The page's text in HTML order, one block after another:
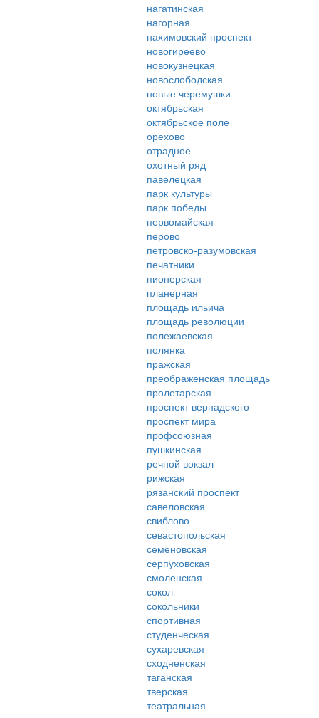
нагатинская
нагорная
нахимовский проспект
новогиреево
новокузнецкая
новослободская
новые черемушки
октябрьская
октябрьское поле
орехово
отрадное
охотный ряд
павелецкая
парк культуры
парк победы
первомайская
перово
петровско-разумовская
печатники
пионерская
планерная
площадь ильича
площадь революции
полежаевская
полянка
пражская
преображенская площадь
пролетарская
проспект вернадского
проспект мира
профсоюзная
пушкинская
речной вокзал
рижская
рязанский проспект
савеловская
свиблово
севастопольская
семеновская
серпуховская
смоленская
сокол
сокольники
спортивная
студенческая
сухаревская
сходненская
таганская
тверская
театральная